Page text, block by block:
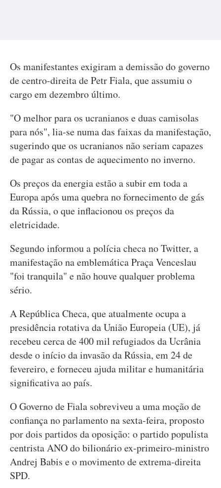
Os manifestantes exigiram a demissão do governo
de centro-direita de Petr Fiala, que assumiu o
cargo em dezembro último.
"O melhor para os ucranianos e duas camisolas
para nós", lia-se numa das faixas da manifestação,
sugerindo que os ucranianos não seriam capazes
de pagar as contas de aquecimento no inverno.
Os preços da energia estão a subir em toda a
Europa após uma quebra no fornecimento de gás
da Rússia, o que inflacionou os preços da
eletricidade.
Segundo informou a polícia checa no Twitter, a
manifestação na emblemática Praça Venceslau
"foi tranquila" e não houve qualquer problema
sério.
A República Checa, que atualmente ocupa a
presidência rotativa da União Europeia (UE), já
recebeu cerca de 400 mil refugiados da Ucrânia
desde o início da invasão da Rússia, em 24 de
fevereiro, e forneceu ajuda militar e humanitária
significativa ao país.
O Governo de Fiala sobreviveu a uma moção de
confiança no parlamento na sexta-feira, proposto
por dois partidos da oposição: o partido populista
centrista ANO do bilionário ex-primeiro-ministro
Andrej Babis e o movimento de extrema-direita
SPD.